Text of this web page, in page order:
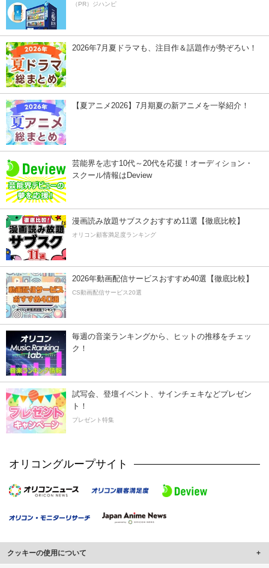
（PR）ジハンピ
2026年7月夏ドラマも、注目作＆話題作が勢ぞろい！
【夏アニメ2026】7月期夏の新アニメを一挙紹介！
芸能界を志す10代～20代を応援！オーディション・
スクール情報はDeview
漫画読み放題サブスクおすすめ11選【徹底比較】
オリコン顧客満足度ランキング
2026年動画配信サービスおすすめ40選【徹底比較】
CS動画配信サービス20選
毎週の音楽ランキングから、ヒットの推移をチェッ
ク！
試写会、登壇イベント、サインチェキなどプレゼン
ト！
プレゼント特集
オリコングループサイト
クッキーの使用について